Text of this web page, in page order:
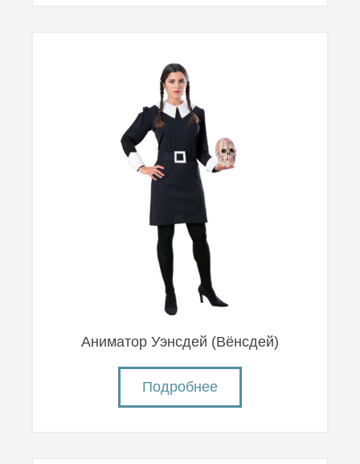
Аниматор Уэнсдей (Вëнсдей)
Подробнее